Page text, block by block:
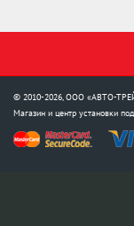
© 2010-2026, ООО «АВТО-
Магазин и центр установки